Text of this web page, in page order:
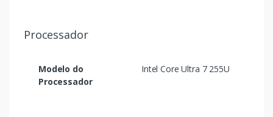
Processador
Modelo do
Processador
Intel Core Ultra 7 255U